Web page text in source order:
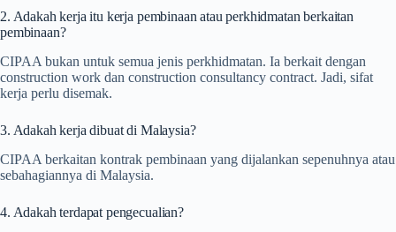
2. Adakah kerja itu kerja pembinaan atau perkhidmatan berkaitan
pembinaan?
CIPAA bukan untuk semua jenis perkhidmatan. Ia berkait dengan
construction work dan construction consultancy contract. Jadi, sifat
kerja perlu disemak.
3. Adakah kerja dibuat di Malaysia?
CIPAA berkaitan kontrak pembinaan yang dijalankan sepenuhnya atau
sebahagiannya di Malaysia.
4. Adakah terdapat pengecualian?